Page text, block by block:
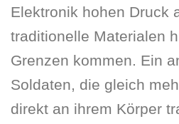
Elektronik hohen Druck
traditionelle Materialen
Grenzen kommen. Ein
Soldaten, die gleich
direkt an ihrem Körper